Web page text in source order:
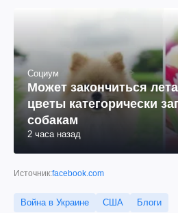
Социум
Может закончиться
цветы категорически
собакам
2 часа назад
Источник:facebook.com
Война в Украине США Блоги